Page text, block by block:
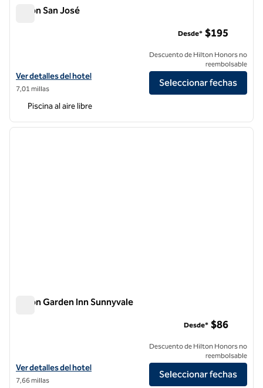
Hilton San José
Ver detalles del hotel Hilton San Jose
Ver detalles del hotel
7,01 millas
Desde* $195
Descuento de Hilton Honors no
reembolsable
Seleccionar fechas
Piscina al aire libre
1 de 12
Hilton Garden Inn Sunnyvale
Ver detalles del hotel Hilton Garden Inn Sunnyvale
Ver detalles del hotel
7,66 millas
Desde* $86
Descuento de Hilton Honors no
reembolsable
Seleccionar fechas